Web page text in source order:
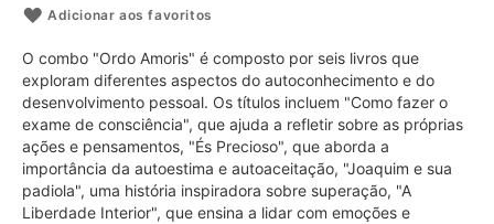
Adicionar aos favoritos
O combo "Ordo Amoris" é composto por seis livros que
exploram diferentes aspectos do autoconhecimento e do
desenvolvimento pessoal. Os títulos incluem "Como fazer o
exame de consciência", que ajuda a refletir sobre as próprias
ações e pensamentos, "És Precioso", que aborda a
importância da autoestima e autoaceitação, "Joaquim e sua
padiola", uma história inspiradora sobre superação, "A
Liberdade Interior", que ensina a lidar com emoções e